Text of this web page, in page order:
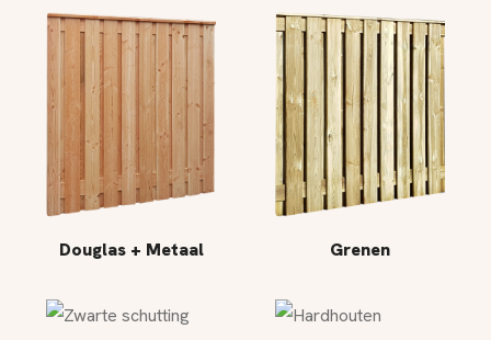
Douglas + Metaal Grenen